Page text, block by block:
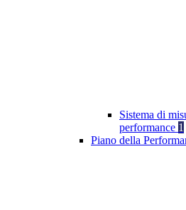
Sistema di
performance 1
Piano della